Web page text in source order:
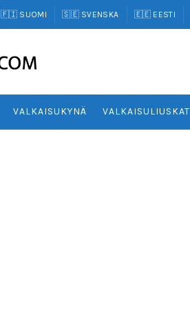
🇫🇮 SUOMI 🇸🇪 SVENSKA 🇪🇪 EESTI
VALKAISUKYNÄ VALKAISULIUSKAT